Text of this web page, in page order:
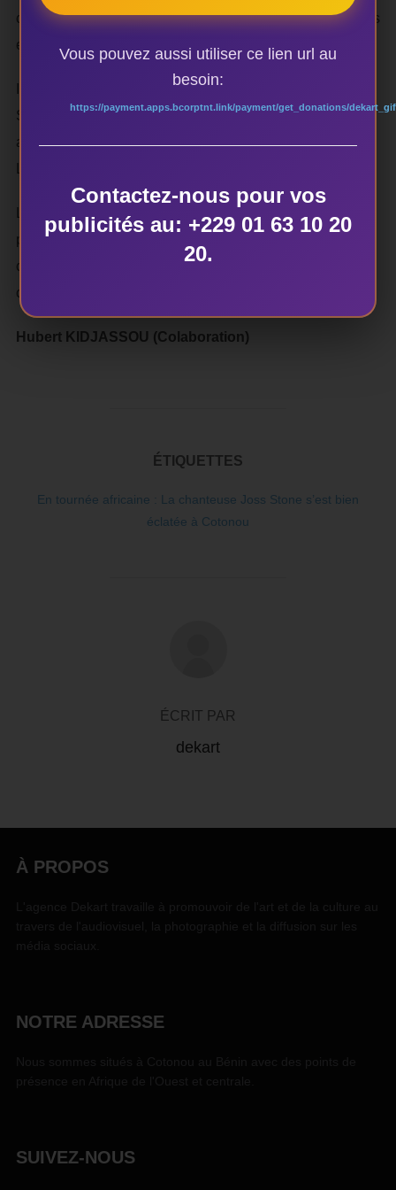
cadre du concert. C’est un featuring porté sur la valeur des
enfants dans la société.
Il est nécessaire de rappeler que cette visite de Joss
Stone à Cotonou s’inscrit dans le cadre d’une tournée
africaine qu’elle a entreprise et qui l’a déjà conduite au
L’étape du Bénin, précise –t- on est organisée par la
plateforme
centre Africa Sound City et l’agence de communication
culturelle
Hubert KIDJASSOU (Colaboration)
ÉTIQUETTES
En tournée africaine : La chanteuse Joss Stone s’est bien
éclatée à Cotonou
ÉCRIT PAR
dekart
À PROPOS
NOTRE ADRESSE
SUIVEZ-NOUS
Vous pouvez aussi utiliser ce lien url au
besoin:
https://payment.apps.bcorptnt.link/payment/get_donations/
Contactez-nous pour vos
publicités au: +229 01 63 10 20
20.